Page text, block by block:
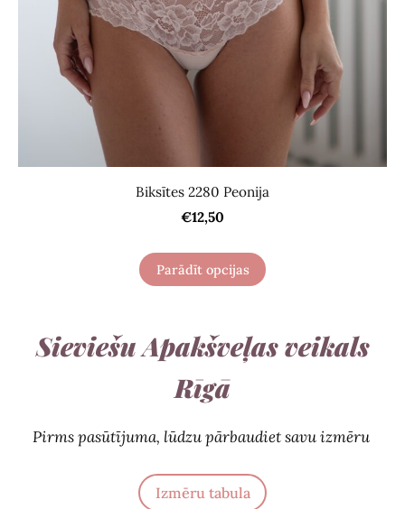
Sieviešu Apakšveļas veikals
Rīgā
Pirms pasūtījuma, lūdzu pārbaudiet savu izmēru
Izmēru tabula
Biksītes 2280 Peonija
€12,50
Parādīt opcijas